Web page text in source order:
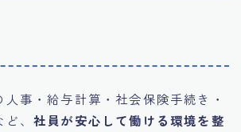
する為の戦略
事・給与計算・社会保険手続き・
、 社員が安心して働ける環境を整